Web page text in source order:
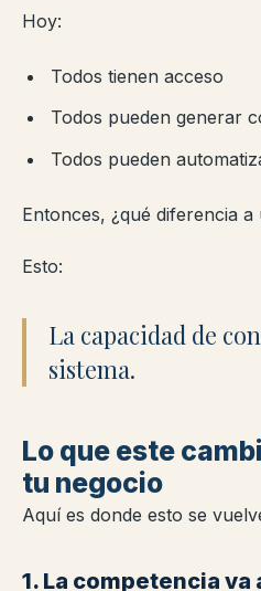
Hoy:
Todos tienen acceso
Todos pueden generar
Todos pueden
Entonces, ¿qué diferencia
Esto:
La capacidad de
sistema.
Lo que este
tu negocio
Aquí es donde esto se
1. La competencia va